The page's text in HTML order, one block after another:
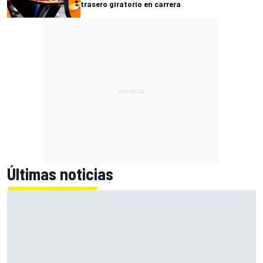
trasero giratorio en carrera
Últimas noticias